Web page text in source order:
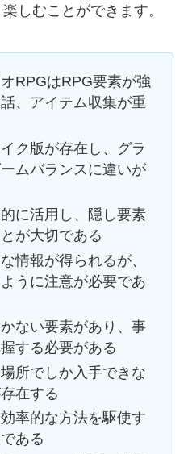
しむことができます。
RPGはRPG要素が強
、アイテム収集が重
ク版が存在し、グラ
ムバランスに違いが
に活用し、隠し要素
が大切である
情報が得られるが、
うに注意が必要であ
ない要素があり、事
する必要がある
所でしか入手できな
在する
率的な方法を駆使す
ある